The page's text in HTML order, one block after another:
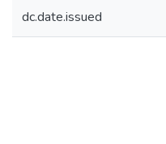
dc.date.issued